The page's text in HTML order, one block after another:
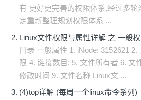
有 更好更完善的权限体系,经过多
定重新整理规划权限体系 ...
Linux文件权限与属性详解 之 一般
目录 一般属性 1. iNode: 3152621
限 4. 链接数目: 5. 文件所有者 6. 文
修改时间 9. 文件名称 Linux文 ...
(4)top详解 (每周一个linux命令系列)